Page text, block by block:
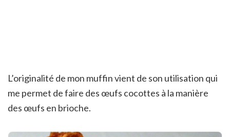
L’originalité de mon muffin vient de son utilisation qui
me permet de faire des œufs cocottes à la manière
des œufs en brioche.